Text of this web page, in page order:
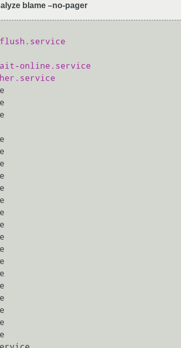
blame –no-pager
online.service